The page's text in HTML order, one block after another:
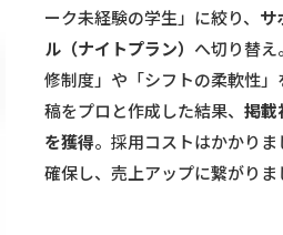
ーク未経験の学生」に絞り、 サ
ル（ナイトプラン） へ切り替
修制度」や「シフトの柔軟性
稿をプロと作成した結果、 掲載
を獲得。採用コストはかかり
確保し、売上アップに繋がりま